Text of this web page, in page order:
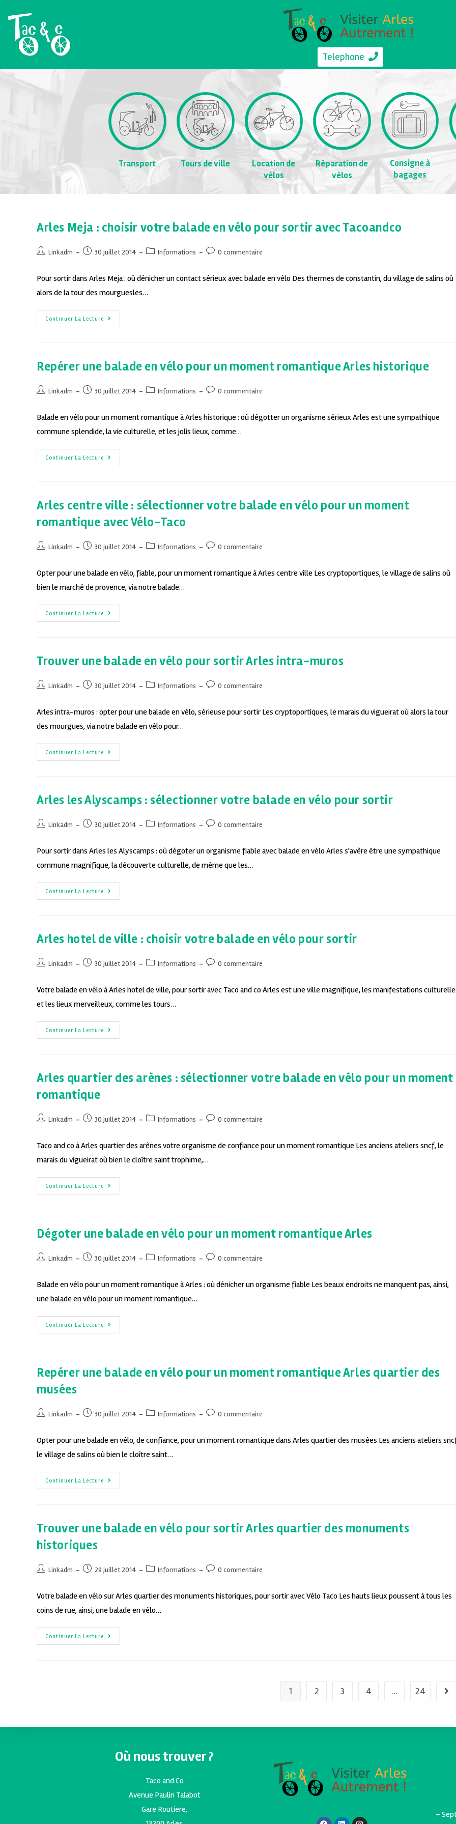
Telephone
Transport Tours de ville
Location de
vélos
Réparation de
vélos
Consigne à
bagages
Arles Meja : choisir votre balade en vélo pour sortir avec Tacoandco
Linkadm 30 juillet 2014 Informations 0 commentaire
Pour sortir dans Arles Meja : où dénicher un contact sérieux avec balade en vélo Des thermes de constantin, du village de salins où
alors de la tour des mourguesles…
Continuer La Lecture
Repérer une balade en vélo pour un moment romantique Arles historique
Linkadm 30 juillet 2014 Informations 0 commentaire
Balade en vélo pour un moment romantique à Arles historique : où dégotter un organisme sérieux Arles est une sympathique
commune splendide, la vie culturelle, et les jolis lieux, comme…
Continuer La Lecture
Arles centre ville : sélectionner votre balade en vélo pour un moment
romantique avec Vélo-Taco
Linkadm 30 juillet 2014 Informations 0 commentaire
Opter pour une balade en vélo, fiable, pour un moment romantique à Arles centre ville Les cryptoportiques, le village de salins où
bien le marché de provence, via notre balade…
Continuer La Lecture
Trouver une balade en vélo pour sortir Arles intra-muros
Linkadm 30 juillet 2014 Informations 0 commentaire
Arles intra-muros : opter pour une balade en vélo, sérieuse pour sortir Les cryptoportiques, le marais du vigueirat où alors la tour
des mourgues, via notre balade en vélo pour…
Continuer La Lecture
Arles les Alyscamps : sélectionner votre balade en vélo pour sortir
Linkadm 30 juillet 2014 Informations 0 commentaire
Pour sortir dans Arles les Alyscamps : où dégoter un organisme fiable avec balade en vélo Arles s'avère être une sympathique
commune magnifique, la découverte culturelle, de même que les…
Continuer La Lecture
Arles hotel de ville : choisir votre balade en vélo pour sortir
Linkadm 30 juillet 2014 Informations 0 commentaire
Votre balade en vélo à Arles hotel de ville, pour sortir avec Taco and co Arles est une ville magnifique, les manifestations
et les lieux merveilleux, comme les tours…
Continuer La Lecture
Arles quartier des arènes : sélectionner votre balade en vélo pour un moment
romantique
Linkadm 30 juillet 2014 Informations 0 commentaire
Taco and co à Arles quartier des arènes votre organisme de confiance pour un moment romantique Les anciens ateliers sncf, le
marais du vigueirat où bien le cloître saint trophime,…
Continuer La Lecture
Dégoter une balade en vélo pour un moment romantique Arles
Linkadm 30 juillet 2014 Informations 0 commentaire
Balade en vélo pour un moment romantique à Arles : où dénicher un organisme fiable Les beaux endroits ne manquent pas, ainsi,
une balade en vélo pour un moment romantique…
Continuer La Lecture
Repérer une balade en vélo pour un moment romantique Arles quartier des
musées
Linkadm 30 juillet 2014 Informations 0 commentaire
Opter pour une balade en vélo, de confiance, pour un moment romantique dans Arles quartier des musées Les anciens ateliers
le village de salins où bien le cloître saint…
Continuer La Lecture
Trouver une balade en vélo pour sortir Arles quartier des monuments
historiques
Linkadm 29 juillet 2014 Informations 0 commentaire
Votre balade en vélo sur Arles quartier des monuments historiques, pour sortir avec Vélo Taco Les hauts lieux poussent à tous les
coins de rue, ainsi, une balade en vélo…
Continuer La Lecture
1 2 3 4 … 24
Où nous trouver ?
Taco and Co
Avenue Paulin Talabot
Gare Routiere,
–